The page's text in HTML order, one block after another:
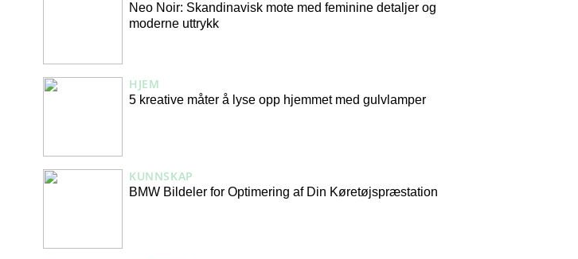
Neo Noir: Skandinavisk mote med feminine detaljer og
moderne uttrykk
HJEM
5 kreative måter å lyse opp hjemmet med gulvlamper
KUNNSKAP
BMW Bildeler for Optimering af Din Køretøjspræstation